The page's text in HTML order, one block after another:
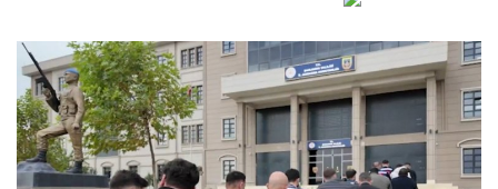
Tekno Bilim
Ekonomi
Galeriler